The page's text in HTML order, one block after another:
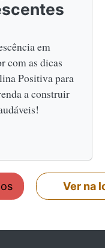
em
com as dicas
Positiva para
a construir
Ver na